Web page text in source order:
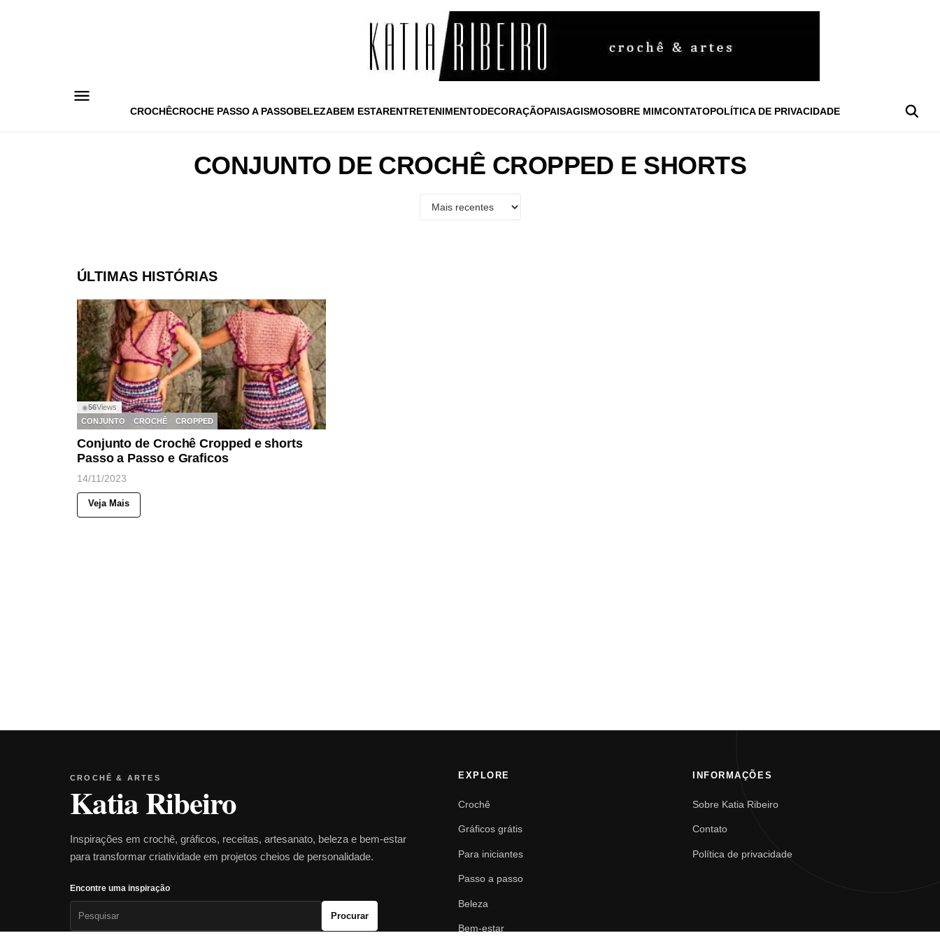
CROCHÊCROCHE PASSO A PASSOBELEZABEM ESTARENTRETENIMENTODECORAÇÃOPAISAGISMOSOBRE MIMCONTATOPOLÍTICA DE PRIVACIDADE
CONJUNTO DE CROCHÊ CROPPED E SHORTS
ÚLTIMAS HISTÓRIAS
◉56Views
CONJUNTO
CROCHÊ CROPPED
Conjunto de Crochê Cropped e shorts
Passo a Passo e Graficos
14/11/2023
Veja Mais
CROCHÊ & ARTES
Katia Ribeiro
Inspirações em crochê, gráficos, receitas, artesanato, beleza e bem-estar
para transformar criatividade em projetos cheios de personalidade.
Encontre uma inspiração
Procurar
EXPLORE
Crochê
Gráficos grátis
Para iniciantes
Passo a passo
Beleza
Bem-estar
INFORMAÇÕES
Sobre Katia Ribeiro
Contato
Política de privacidade